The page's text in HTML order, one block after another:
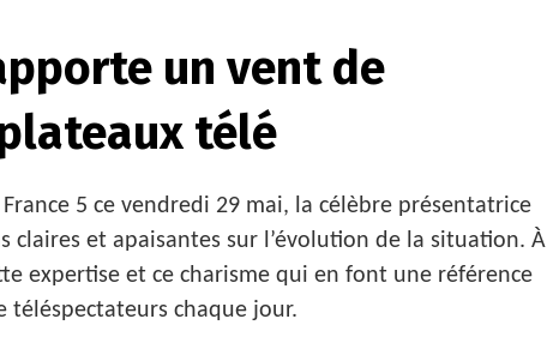
un vent de
télé
France 5 ce vendredi 29 mai, la célèbre présentatrice
claires et apaisantes sur l’évolution de la situation. À
expertise et ce charisme qui en font une référence
chaque jour.